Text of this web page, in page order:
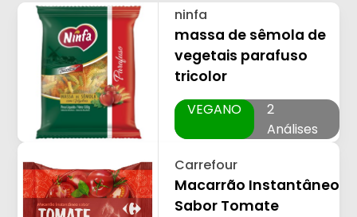
ninfa
massa de sêmola de
vegetais parafuso
tricolor
VEGANO
2
Análises
Carrefour
Macarrão Instantâneo
Sabor Tomate